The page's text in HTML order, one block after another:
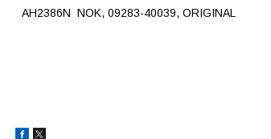
AH2386N NOK, 09283-40039, ORIGINAL